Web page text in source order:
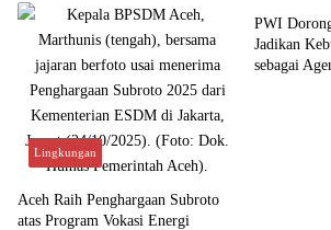
Lingkungan
Aceh Raih Penghargaan Subroto
atas Program Vokasi Energi
PWI
Jadikan
sebagai